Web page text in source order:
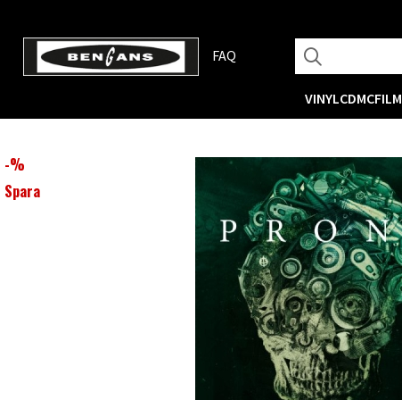
FAQ
VINYLCDMCFILM
-%
Spara